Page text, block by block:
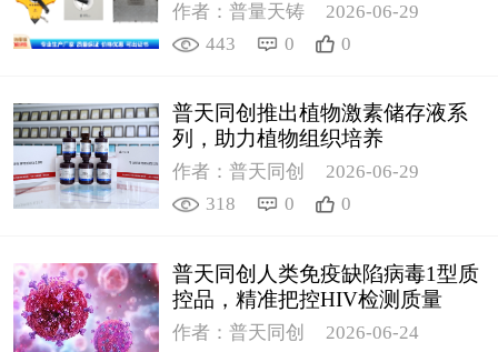
作者：普量天铸
2026-06-29
443
0 0
普天同创推出植物激素储存液系
列，助力植物组织培养
作者：普天同创
2026-06-29
318
0 0
普天同创人类免疫缺陷病毒1型质
控品，精准把控HIV检测质量
作者：普天同创
2026-06-24